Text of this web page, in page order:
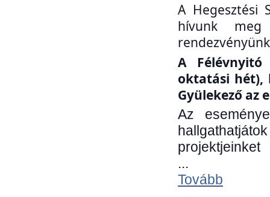
A Hegesztési
hívunk
A
oktatási hét),
Gyülekező az
Az
projektjeinket
...
Tovább